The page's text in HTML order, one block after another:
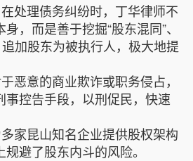
处理债务纠纷时，丁华律师不
，而是善于挖掘“股东混同”、
加股东为被执行人，极大地提
恶意的商业欺诈或职务侵占，
事控告手段，以刑促民，快速
家昆山知名企业提供股权架构
避了股东内斗的风险。